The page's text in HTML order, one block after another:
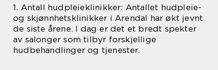
1. Antall hudpleieklinikker: Antallet hudpleie-
og skjønnhetsklinikker i Arendal har økt jevnt
de siste årene. I dag er det et bredt spekter
av salonger som tilbyr forskjellige
hudbehandlinger og tjenester.